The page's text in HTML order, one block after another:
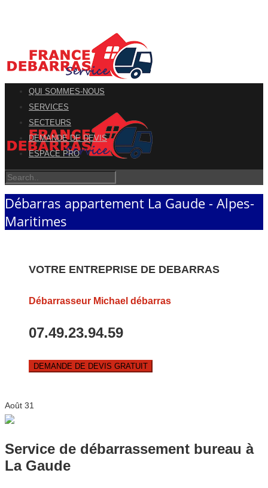
QUI SOMMES-NOUS
SERVICES
SECTEURS
DEMANDE DE DEVIS
ESPACE PRO
Débarras appartement La Gaude - Alpes-
Maritimes
VOTRE ENTREPRISE DE DEBARRAS
Débarrasseur Michael débarras
07.49.23.94.59
DEMANDE DE DEVIS GRATUIT
Août 31
Service de débarrassement bureau à
La Gaude